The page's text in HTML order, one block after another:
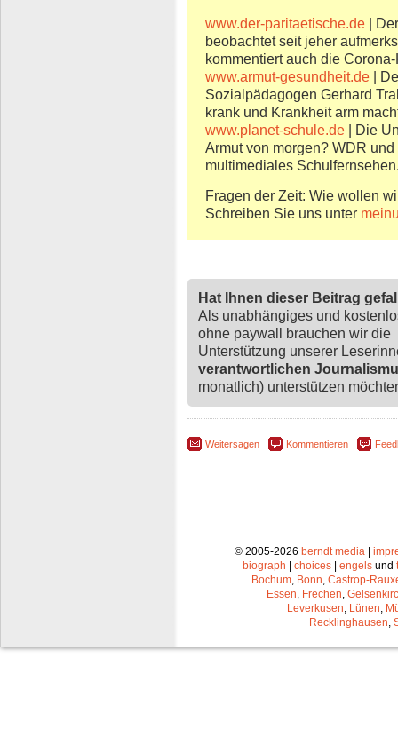
www.der-paritaetische.de |
beobachtet seit jeher
kommentiert auch die
www.armut-gesundheit.de |
Sozialpädagogen Gerhard
krank und Krankheit arm
www.planet-schule.de | Die
Armut von morgen? WDR
multimediales
Fragen der Zeit: Wie wollen
Schreiben Sie uns unter
Hat Ihnen dieser Beitrag
Als unabhängiges und
ohne paywall brauchen wir die
Unterstützung unserer
verantwortlichen
monatlich) unterstützen
Weitersagen Kommentieren
© 2005-2026 berndt media|
biograph
choices engels und
Bochum, Bonn, Castrop-
Essen, Frechen,
Leverkusen, Lünen,
Recklinghausen,